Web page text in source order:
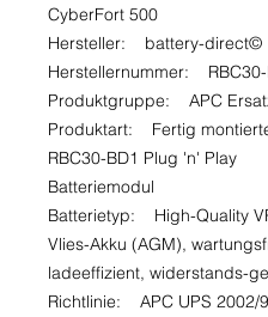
CyberFort 500
Hersteller: battery-direct©
Herstellernummer: RBC30-
Produktgruppe: APC
Produktart: Fertig
RBC30-BD1 Plug 'n' Play
Batteriemodul
Batterietyp: High-Quality
Vlies-Akku (AGM),
ladeeffizient, widerstands-
Richtlinie: APC UPS 2002/